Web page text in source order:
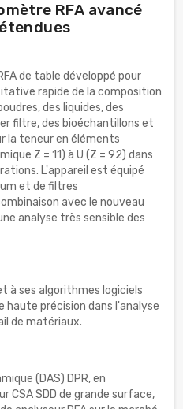
RFA avancé
de table développé pour
rapide de la composition
des liquides, des
filtre, des bioéchantillons et
la teneur en éléments
Z = 11) à U (Z = 92) dans
L'appareil est équipé
et de filtres
avec le nouveau
analyse très sensible des
à ses algorithmes logiciels
haute précision dans l'analyse
de matériaux.
(DAS) DPR, en
CSA SDD de grande surface,